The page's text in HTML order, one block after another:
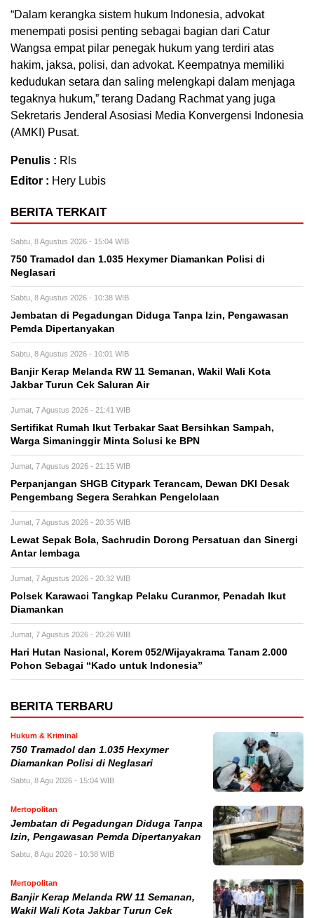
“Dalam kerangka sistem hukum Indonesia, advokat
menempati posisi penting sebagai bagian dari Catur
Wangsa empat pilar penegak hukum yang terdiri atas
hakim, jaksa, polisi, dan advokat. Keempatnya memiliki
kedudukan setara dan saling melengkapi dalam menjaga
tegaknya hukum,” terang Dadang Rachmat yang juga
Sekretaris Jenderal Asosiasi Media Konvergensi Indonesia
(AMKI) Pusat.
Penulis : Rls
Editor : Hery Lubis
BERITA TERKAIT
Sabtu, 8 Agustus 2026 - 15:04 WIB
750 Tramadol dan 1.035 Hexymer Diamankan Polisi di
Neglasari
Sabtu, 8 Agustus 2026 - 10:38 WIB
Jembatan di Pegadungan Diduga Tanpa Izin, Pengawasan
Pemda Dipertanyakan
Sabtu, 8 Agustus 2026 - 10:01 WIB
Banjir Kerap Melanda RW 11 Semanan, Wakil Wali Kota
Jakbar Turun Cek Saluran Air
Jumat, 7 Agustus 2026 - 21:41 WIB
Sertifikat Rumah Ikut Terbakar Saat Bersihkan Sampah,
Warga Simaninggir Minta Solusi ke BPN
Jumat, 7 Agustus 2026 - 21:15 WIB
Perpanjangan SHGB Citypark Terancam, Dewan DKI Desak
Pengembang Segera Serahkan Pengelolaan
Jumat, 7 Agustus 2026 - 20:35 WIB
Lewat Sepak Bola, Sachrudin Dorong Persatuan dan Sinergi
Antar lembaga
Jumat, 7 Agustus 2026 - 20:32 WIB
Polsek Karawaci Tangkap Pelaku Curanmor, Penadah Ikut
Diamankan
Jumat, 7 Agustus 2026 - 20:26 WIB
Hari Hutan Nasional, Korem 052/Wijayakrama Tanam 2.000
Pohon Sebagai “Kado untuk Indonesia”
BERITA TERBARU
Hukum & Kriminal
750 Tramadol dan 1.035 Hexymer
Diamankan Polisi di Neglasari
Sabtu, 8 Agu 2026 - 15:04 WIB
Mertopolitan
Jembatan di Pegadungan Diduga Tanpa
Izin, Pengawasan Pemda Dipertanyakan
Sabtu, 8 Agu 2026 - 10:38 WIB
Mertopolitan
Banjir Kerap Melanda RW 11 Semanan,
Wakil Wali Kota Jakbar Turun Cek